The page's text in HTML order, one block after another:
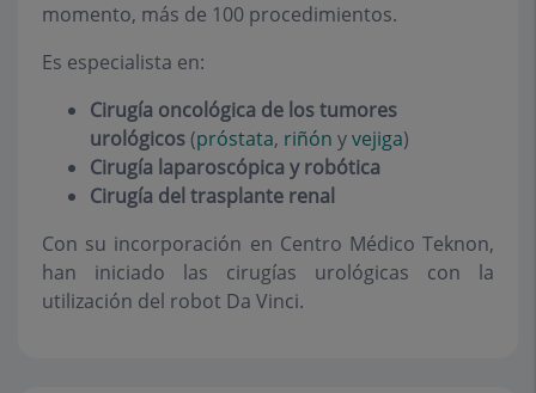
momento, más de 100 procedimientos.
Es especialista en:
Cirugía oncológica de los tumores
urológicos(próstata, riñón yvejiga)
Cirugía laparoscópica y robótica
Cirugía del trasplante renal
Con su incorporación en Centro Médico Teknon,
han iniciado las cirugías urológicas con la
utilización del robot Da Vinci.